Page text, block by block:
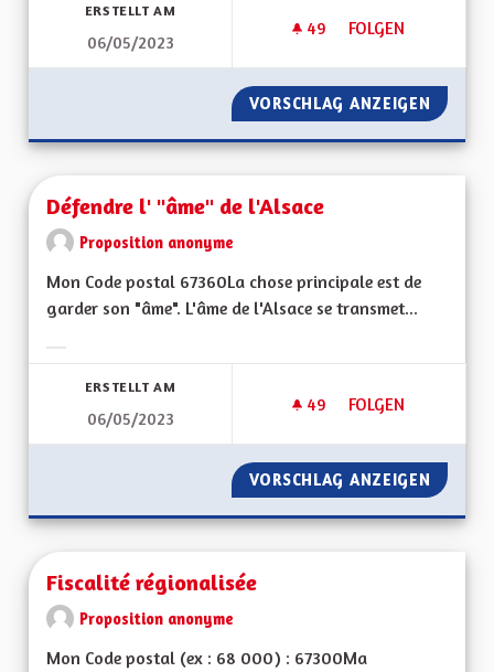
ERSTELLT AM
06/05/2023
49 49 FOLLOWER
FOLGEN
BEBBI SACK ET
VORSCHLAG ANZEIGEN BEBBI
Défendre l' "âme" de l'Alsace
Proposition anonyme
Mon Code postal 67360La chose principale est de
garder son "âme". L'âme de l'Alsace se transmet...
ERSTELLT AM
06/05/2023
49 49 FOLLOWER
FOLGEN
DÉFENDRE L'
VORSCHLAG ANZEIGEN
Fiscalité régionalisée
Proposition anonyme
Mon Code postal (ex : 68 000) : 67300Ma